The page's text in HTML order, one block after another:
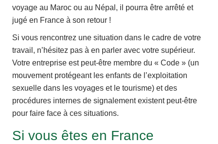
voyage au Maroc ou au Népal, il pourra être arrêté et
jugé en France à son retour !
Si vous rencontrez une situation dans le cadre de votre
travail, n’hésitez pas à en parler avec votre supérieur.
Votre entreprise est peut-être membre du « Code » (un
mouvement protégeant les enfants de l’exploitation
sexuelle dans les voyages et le tourisme) et des
procédures internes de signalement existent peut-être
pour faire face à ces situations.
Si vous êtes en France